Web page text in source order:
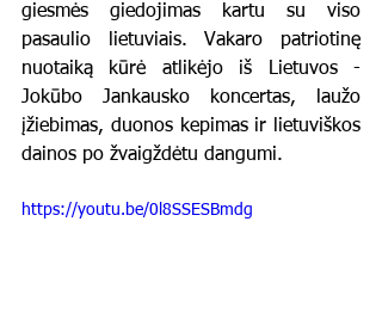
giesmės giedojimas kartu su viso
pasaulio lietuviais. Vakaro patriotinę
nuotaiką kūrė atlikėjo iš Lietuvos -
Jokūbo Jankausko koncertas, laužo
įžiebimas, duonos kepimas ir lietuviškos
dainos po žvaigždėtu dangumi.
https://youtu.be/0l8SSESBmdg